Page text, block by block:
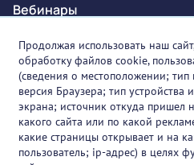
Вебинары
Онлайн-события
Партнеры
О проекте
Вакансии
Блог
Продолжая использовать наш
обработку файлов cookie,
(сведения о местоположении;
версия Браузера; тип устройства
экрана; источник откуда пришел
какого сайта или по какой
какие страницы открывает и на
пользователь; ip-адрес) в целях